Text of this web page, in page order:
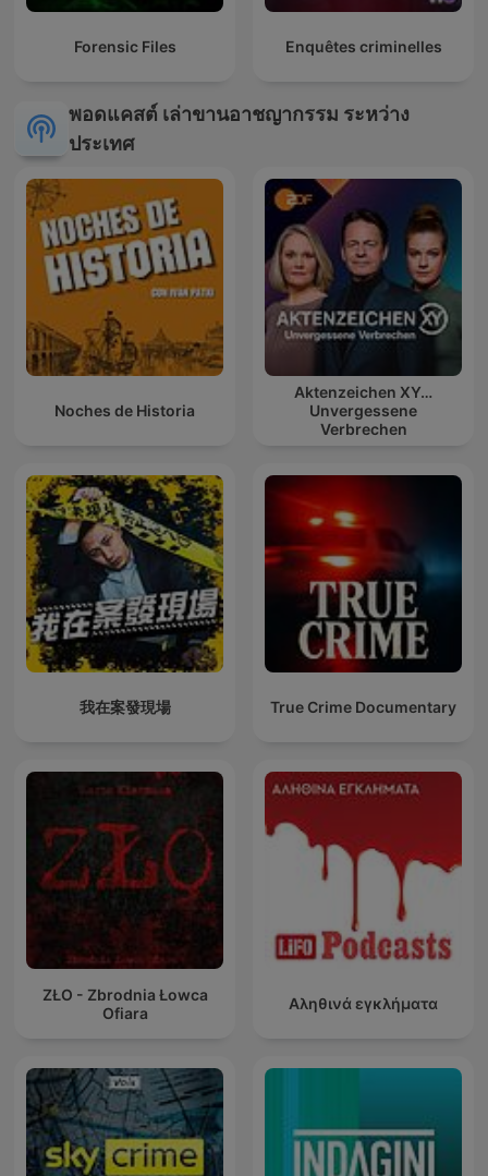
Forensic Files Enquêtes criminelles
พอดแคสต์ เล่าขานอาชญากรรม ระหว่าง
ประเทศ
Noches de Historia
Aktenzeichen XY…
Unvergessene
Verbrechen
我在案發現場 True Crime Documentary
ZŁO - Zbrodnia Łowca
Ofiara
Αληθινά εγκλήματα